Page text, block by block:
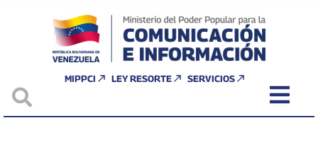
MIPPCI LEY RESORTE SERVICIOS